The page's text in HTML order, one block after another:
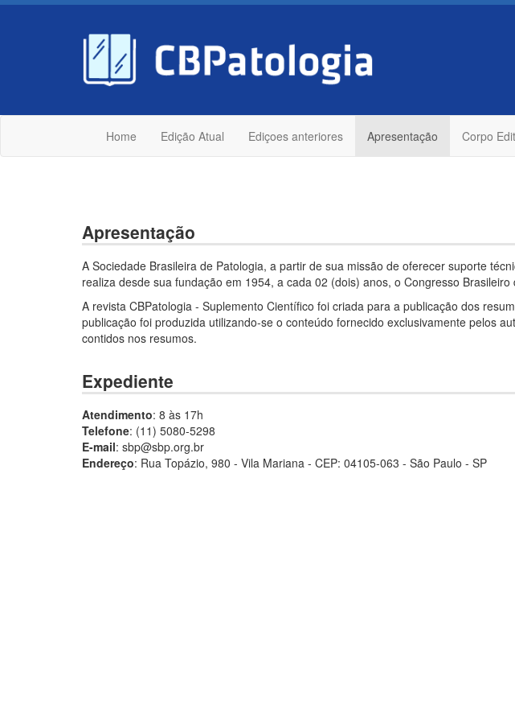
Home Edição Atual Ediçoes anteriores Apresentação Corpo
Apresentação
A Sociedade Brasileira de Patologia, a partir de sua missão de oferecer suporte
realiza desde sua fundação em 1954, a cada 02 (dois) anos, o Congresso Brasileiro
A revista CBPatologia - Suplemento Científico foi criada para a publicação dos
publicação foi produzida utilizando-se o conteúdo fornecido exclusivamente pelos
contidos nos resumos.
Expediente
Atendimento: 8 às 17h
Telefone: (11) 5080-5298
E-mail: sbp@sbp.org.br
Endereço: Rua Topázio, 980 - Vila Mariana - CEP: 04105-063 - São Paulo - SP